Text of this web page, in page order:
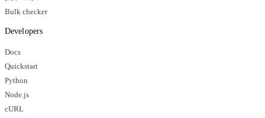
Bulk checker
Developers
Docs
Quickstart
Python
Node.js
cURL